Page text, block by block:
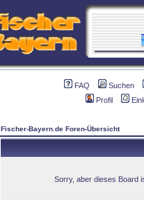
FAQ Suchen
Profil
Fischer-Bayern.de Foren-Übersicht
Sorry, aber dieses Board